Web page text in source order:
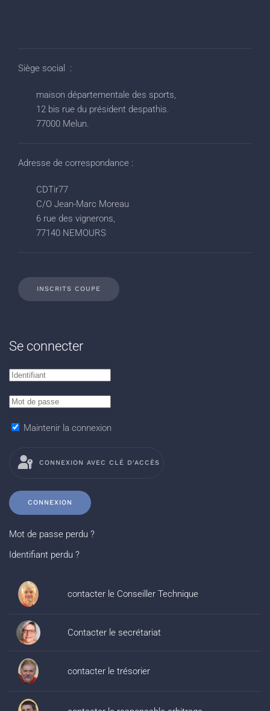
Siège social :
maison départementale des sports,
12 bis rue du président despathis.
77000 Melun.
Adresse de correspondance :
CDTir77
C/O Jean-Marc Moreau
6 rue des vignerons,
77140 NEMOURS
INSCRITS COUPE
Se connecter
Maintenir la connexion
CONNEXION AVEC CLÉ D'ACCÈS
CONNEXION
Mot de passe perdu ?
Identifiant perdu ?
contacter le Conseiller Technique
Contacter le secrétariat
contacter le trésorier